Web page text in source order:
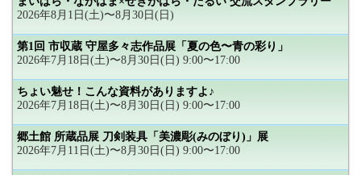
2026年8月1日(土)〜8月30日(日)
第1回 市収蔵 守屋多々志作品展「夏の色〜青の彩り」
2026年7月18日(土)〜8月30日(日) 9:00〜17:00
ちょい魅せ！こんな資料がありますよ♪
2026年7月18日(土)〜8月30日(日) 9:00〜17:00
郷土館 所蔵品展 刀剣装具「美濃彫(みのぼり)」展
2026年7月11日(土)〜8月30日(日) 9:00〜17:00